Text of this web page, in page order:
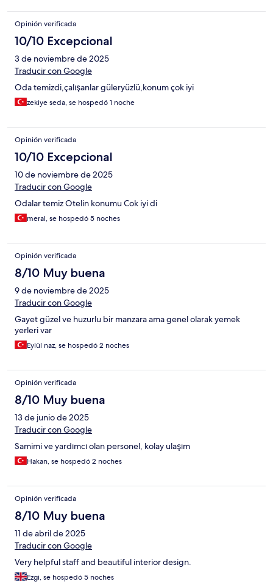
Opinión verificada
10/10 Excepcional
3 de noviembre de 2025
Traducir con Google
Oda temizdi,çalışanlar güleryüzlü,konum çok iyi
zekiye seda, se hospedó 1 noche
Opinión verificada
10/10 Excepcional
10 de noviembre de 2025
Traducir con Google
Odalar temiz Otelin konumu Cok iyi di
meral, se hospedó 5 noches
Opinión verificada
8/10 Muy buena
9 de noviembre de 2025
Traducir con Google
Gayet güzel ve huzurlu bir manzara ama genel olarak yemek
yerleri var
Eylül naz, se hospedó 2 noches
Opinión verificada
8/10 Muy buena
13 de junio de 2025
Traducir con Google
Samimi ve yardımcı olan personel, kolay ulaşım
Hakan, se hospedó 2 noches
Opinión verificada
8/10 Muy buena
11 de abril de 2025
Traducir con Google
Very helpful staff and beautiful interior design.
Ezgi, se hospedó 5 noches